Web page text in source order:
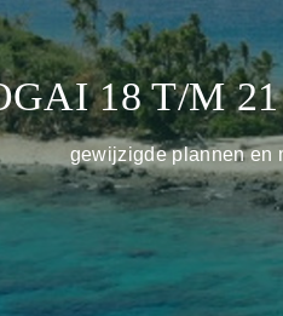
18 T/M
gewijzigde plannen en